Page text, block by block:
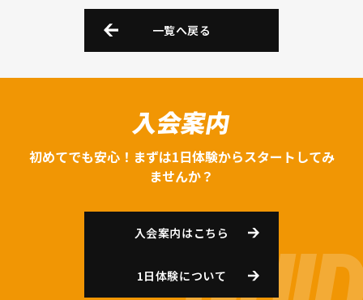
一覧へ戻る
入会案内
初めてでも安心！まずは1日体験からスタートしてみ
ませんか？
入会案内はこちら
1日体験について